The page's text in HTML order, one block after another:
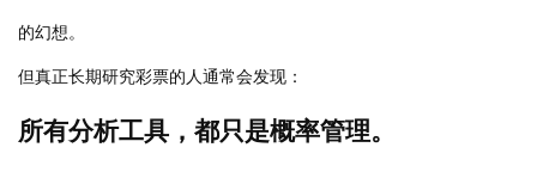
的幻想。
但真正长期研究彩票的人通常会发现：
所有分析工具，都只是概率管理。